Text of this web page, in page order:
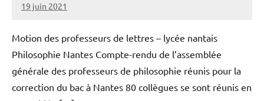
19 juin 2021
SNFOLC44
Motion des professeurs de lettres – lycée nantais
Philosophie Nantes Compte-rendu de l’assemblée
générale des professeurs de philosophie réunis pour la
correction du bac à Nantes 80 collègues se sont réunis en